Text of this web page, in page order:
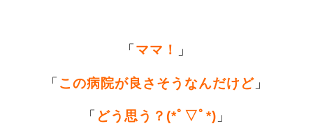
「ママ！ 」
「 この病院が良さそうなんだけど 」
「 どう思う？(*ﾟ▽ﾟ*) 」